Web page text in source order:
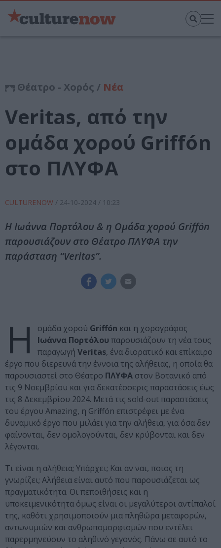
Θέατρο - Χορός / Νέα
Veritas, από την
ομάδα χορού Griffón
στο ΠΛΥΦΑ
CULTURENOW / 24-10-2024 / 10:23
Η Ιωάννα Πορτόλου & η Ομάδα χορού Griffón
παρουσιάζουν στο Θέατρο ΠΛΥΦΑ την
παράσταση “Veritas”.
Η ομάδα χορού Griffón και η χορογράφος
Ιωάννα Πορτόλου παρουσιάζουν τη νέα τους
παραγωγή Veritas, ένα διορατικό και επίκαιρο
έργο που διερευνά την έννοια της αλήθειας, η οποία θα
παρουσιαστεί στο Θέατρο ΠΛΥΦΑ στον Βοτανικό από
τις 9 Νοεμβρίου και για δεκατέσσερις παραστάσεις έως
τις 8 Δεκεμβρίου 2024. Μετά τις sold-out παραστάσεις
του έργου Amazing, η Griffón επιστρέφει με ένα
δυναμικό έργο που μιλάει για την αλήθεια, για όσα δεν
φαίνονται, δεν ομολογούνται, δεν κρύβονται και δεν
λέγονται.
Τι είναι η αλήθεια; Υπάρχει; Και αν ναι, ποιος τη
γνωρίζει; Αλήθεια είναι αυτό που παρουσιάζεται ως
πραγματικότητα. Οι πεποιθήσεις και η
υποκειμενικότητα όμως είναι οι μεγαλύτεροι αντίπαλοί
της, καθότι χρησιμοποιούν μια πληθώρα μεταφορών,
αντωνυμιών και ανθρωπομορφισμών που εντέλει
παρερμηνεύουν το αληθινό γεγονός. Πάνω σε αυτό το